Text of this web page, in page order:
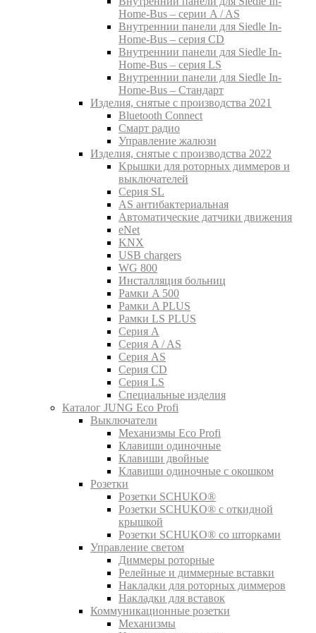
Home-Bus – серии A / AS
Внутреннии панели для Siedle In-
Home-Bus – серия CD
Внутреннии панели для Siedle In-
Home-Bus – серия LS
Внутреннии панели для Siedle In-
Home-Bus – Стандарт
Изделия, снятые с производства 2021
Bluetooth Connect
Смарт радио
Управление жалюзи
Изделия, снятые с производства 2022
Kрышки для роторных диммеров и
выключателей
Серия SL
AS антибактериальная
Aвтоматические датчики движения
eNet
KNX
USB chargers
WG 800
Инсталляция больниц
Рамки A 500
Рамки A PLUS
Рамки LS PLUS
Серия A
Серия A / AS
Серия AS
Серия CD
Серия LS
Специальные изделия
Каталог JUNG Eco Profi
Выключатели
Механизмы Eco Profi
Клавиши одиночные
Клавиши двойные
Клавиши одиночные с окошком
Розетки
Розетки SCHUKO®
Розетки SCHUKO® с откидной
крышкой
Розетки SCHUKO® со шторками
Управление светом
Диммеры роторные
Релейные и диммерные вставки
Накладки для роторных диммеров
Накладки для вставок
Коммуникационные розетки
Механизмы